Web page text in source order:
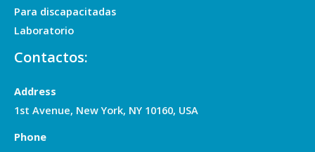
Para discapacitadas
Laboratorio
Contactos:
Address
1st Avenue, New York, NY 10160, USA
Phone